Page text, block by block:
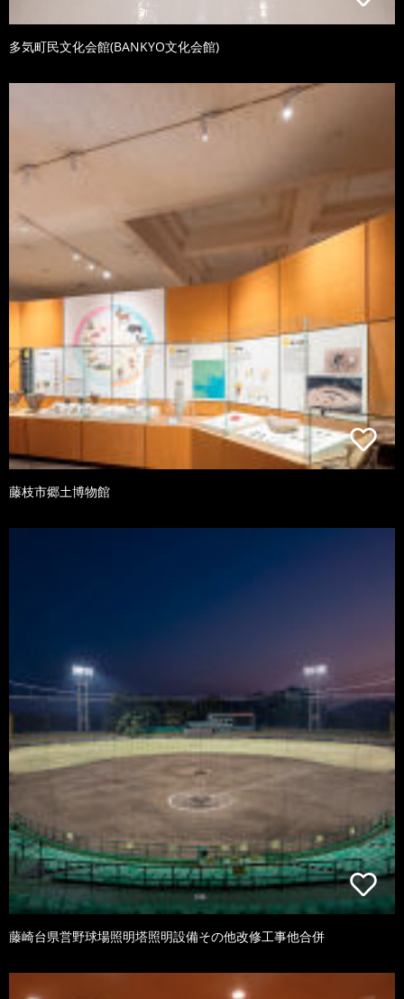
多気町民文化会館(BANKYO文化会館)
藤枝市郷土博物館
藤崎台県営野球場照明塔照明設備その他改修工事他合併